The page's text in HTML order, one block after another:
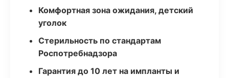
Комфортная зона ожидания, детский
уголок
Стерильность по стандартам
Роспотребнадзора
Гарантия до 10 лет на импланты и